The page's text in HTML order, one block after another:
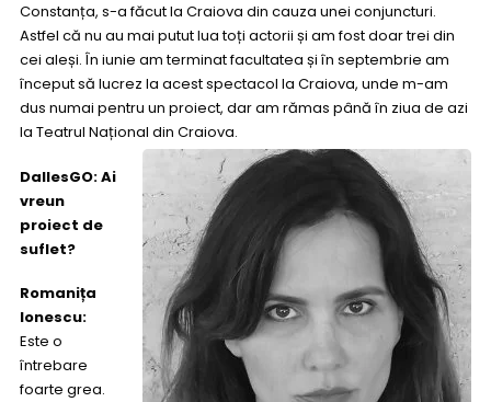
Constanța, s-a făcut la Craiova din cauza unei conjuncturi.
Astfel că nu au mai putut lua toți actorii și am fost doar trei din
cei aleși. În iunie am terminat facultatea și în septembrie am
început să lucrez la acest spectacol la Craiova, unde m-am
dus numai pentru un proiect, dar am rămas până în ziua de azi
la Teatrul Național din Craiova.
DallesGO: Ai
vreun
proiect de
suflet?
Romanița
Ionescu:
Este o
întrebare
foarte grea.